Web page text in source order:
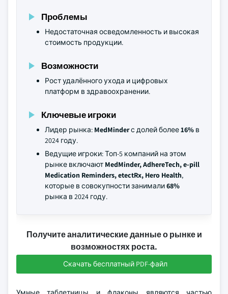
Проблемы
Недостаточная осведомленность и высокая
стоимость продукции.
Возможности
Рост удалённого ухода и цифровых
платформ в здравоохранении.
Ключевые игроки
Лидер рынка: MedMinderс долей более16% в
2024 году.
Ведущие игроки: Топ-5 компаний на этом
рынке включают MedMinder, AdhereTech, e-pill
Medication Reminders, etectRx, Hero Health,
которые в совокупности занимали68%
рынка в 2024 году.
Получите аналитические данные о рынке и
возможностях роста.
Скачать бесплатный PDF-файл